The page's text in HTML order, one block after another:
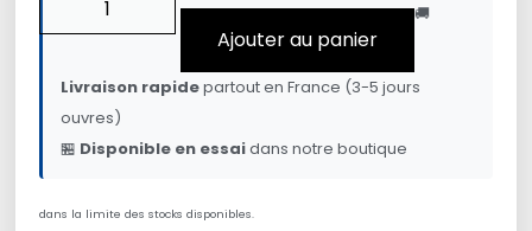
Ajouter au panier
🚚
Livraison rapidepartout en France (3-5 jours
ouvres)
🏪 Disponible en essaidans notre boutique
dans la limite des stocks disponibles.